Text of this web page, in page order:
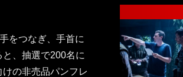
をつなぎ、手首に
、抽選で200名に
の非売品パンフレ